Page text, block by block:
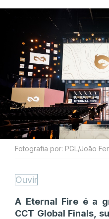
Fotografia por: PGL/João
Ouvir
A Eternal Fire é a
CCT Global Finals,